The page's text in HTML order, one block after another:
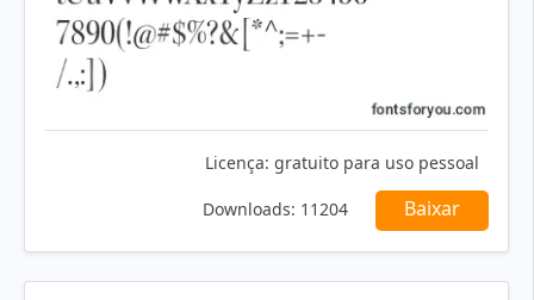
Licença: gratuito para uso pessoal
Downloads: 11204 Baixar